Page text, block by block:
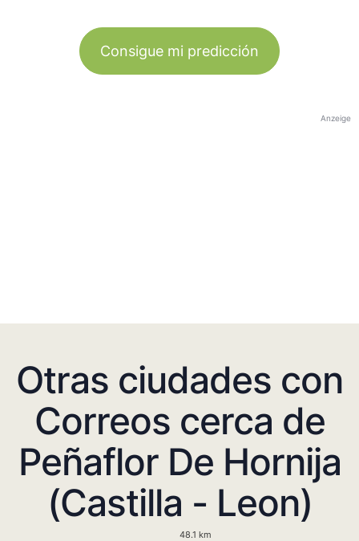
Consigue mi predicción
Anzeige
Otras ciudades con
Correos cerca de
Peñaflor De Hornija
(Castilla - Leon)
48.1 km